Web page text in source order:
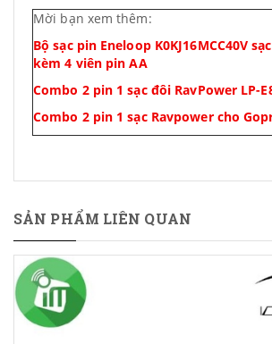
Mời bạn xem thêm:
Bộ sạc pin Eneloop K0KJ16MCC40V
kèm 4 viên pin AA
Combo 2 pin 1 sạc đôi RavPower LP-
Combo 2 pin 1 sạc Ravpower cho
SẢN PHẨM LIÊN QUAN